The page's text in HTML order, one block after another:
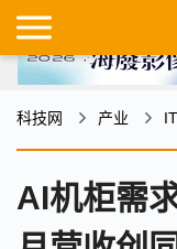
科技网 产业
AI机柜需